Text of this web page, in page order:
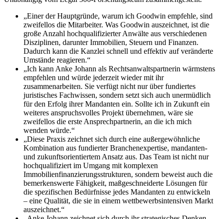
„Einer der Hauptgründe, warum ich Goodwin empfehle, sind
zweifellos die Mitarbeiter. Was Goodwin auszeichnet, ist die
große Anzahl hochqualifizierter Anwälte aus verschiedenen
Disziplinen, darunter Immobilien, Steuern und Finanzen.
Dadurch kann die Kanzlei schnell und effektiv auf veränderte
Umstände reagieren.“
„Ich kann Anke Johann als Rechtsanwaltspartnerin wärmstens
empfehlen und würde jederzeit wieder mit ihr
zusammenarbeiten. Sie verfügt nicht nur über fundiertes
juristisches Fachwissen, sondern setzt sich auch unermüdlich
für den Erfolg ihrer Mandanten ein. Sollte ich in Zukunft ein
weiteres anspruchsvolles Projekt übernehmen, wäre sie
zweifellos die erste Ansprechpartnerin, an die ich mich
wenden würde.“
„Diese Praxis zeichnet sich durch eine außergewöhnliche
Kombination aus fundierter Branchenexpertise, mandanten-
und zukunftsorientiertem Ansatz aus. Das Team ist nicht nur
hochqualifiziert im Umgang mit komplexen
Immobilienfinanzierungsstrukturen, sondern beweist auch die
bemerkenswerte Fähigkeit, maßgeschneiderte Lösungen für
die spezifischen Bedürfnisse jedes Mandanten zu entwickeln
– eine Qualität, die sie in einem wettbewerbsintensiven Markt
auszeichnet.“